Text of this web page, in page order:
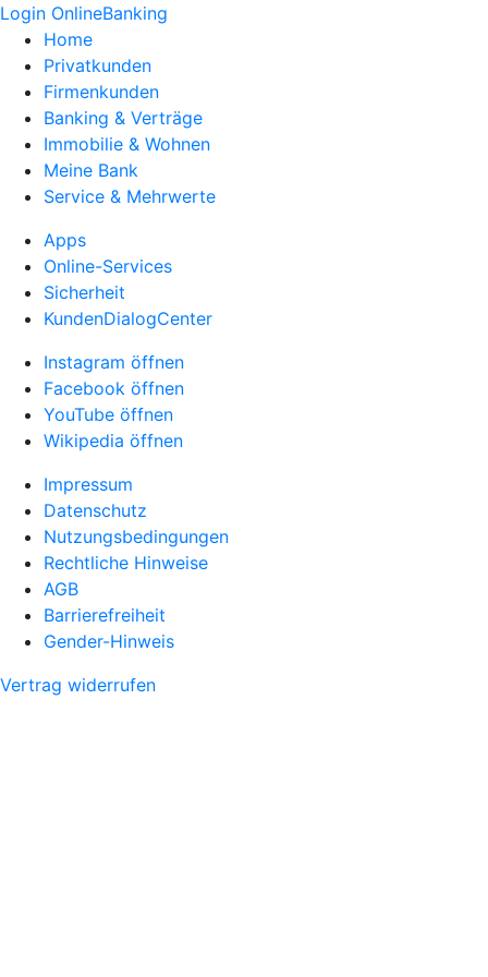
Login OnlineBanking
Home
Privatkunden
Firmenkunden
Banking & Verträge
Immobilie & Wohnen
Meine Bank
Service & Mehrwerte
Apps
Online-Services
Sicherheit
KundenDialogCenter
Instagram öffnen
Facebook öffnen
YouTube öffnen
Wikipedia öffnen
Impressum
Datenschutz
Nutzungsbedingungen
Rechtliche Hinweise
AGB
Barrierefreiheit
Gender-Hinweis
Vertrag widerrufen